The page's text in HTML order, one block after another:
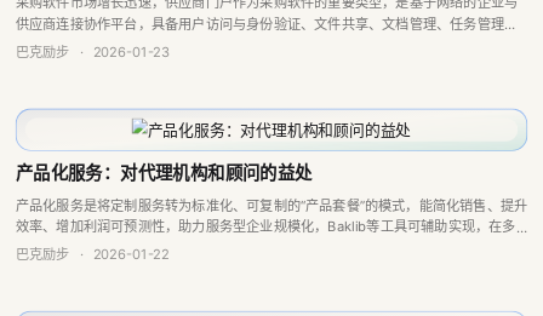
供应商连接协作平台，具备用户访问与身份验证、文件共享、文档管理、任务管理等
关键特性，能简化采购流程、改善沟通、提高透明度等，企业可根据需求选择定制化
巴克励步 · 2026-01-23
产品化服务：对代理机构和顾问的益处
产品化服务是将定制服务转为标准化、可复制的“产品套餐”的模式，能简化销售、提升
效率、增加利润可预测性，助力服务型企业规模化，Baklib等工具可辅助实现，在多
领域有成功案例。
巴克励步 · 2026-01-22